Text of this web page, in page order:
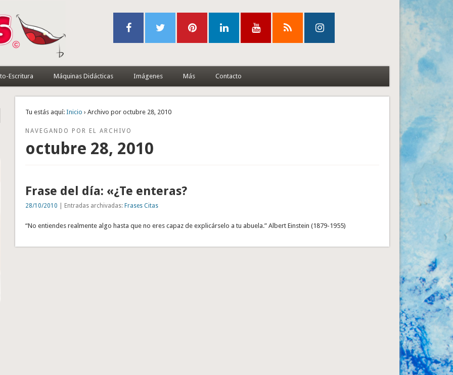
Escritura Máquinas Didácticas Imágenes Más Contacto
Tu estás aquí: Inicio › Archivo por octubre 28, 2010
NAVEGANDO POR EL ARCHIVO
octubre 28, 2010
Frase del día: «¿Te enteras?
28/10/2010 | Entradas archivadas:Frases Citas
“No entiendes realmente algo hasta que no eres capaz de explicárselo a tu abuela.” Albert Einstein (1879-1955)